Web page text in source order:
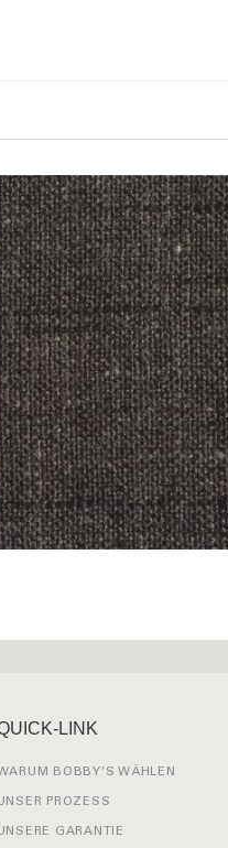
LINK
BOBBY’S WÄHLEN
PROZESS
GARANTIE